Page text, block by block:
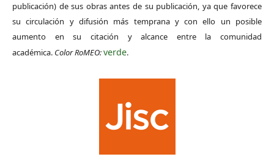
publicación) de sus obras antes de su publicación, ya que favorece
su circulación y difusión más temprana y con ello un posible
aumento en su citación y alcance entre la comunidad
académica. Color RoMEO:verde.